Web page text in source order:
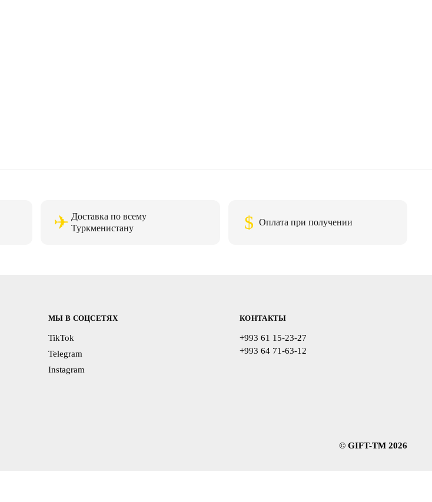
✈ Доставка по всему
Туркменистану
$ Оплата при получении
МЫ В СОЦСЕТЯХ
TikTok
Telegram
Instagram
КОНТАКТЫ
+993 61 15-23-27
+993 64 71-63-12
© GIFT-TM 2026